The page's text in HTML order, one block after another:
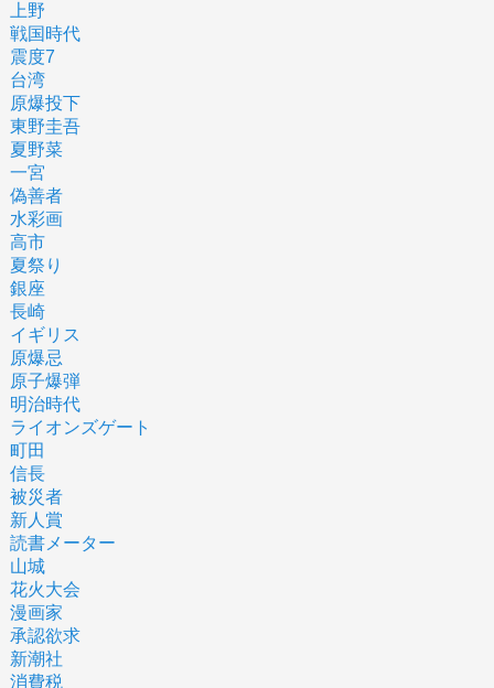
上野
戦国時代
震度7
台湾
原爆投下
東野圭吾
夏野菜
一宮
偽善者
水彩画
高市
夏祭り
銀座
長崎
イギリス
原爆忌
原子爆弾
明治時代
ライオンズゲート
町田
信長
被災者
新人賞
読書メーター
山城
花火大会
漫画家
承認欲求
新潮社
消費税